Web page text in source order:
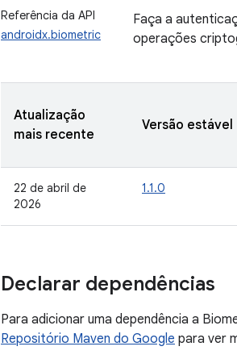
Referência da API
androidx.biometric
Faça a
operações
Atualização
mais recente
Versão estável
22 de abril de
2026
1.1.0
Declarar dependências
Para adicionar uma dependência a
Repositório Maven do Google para ver